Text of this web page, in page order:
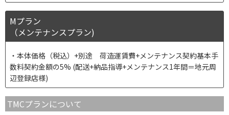
Mプラン
（メンテナンスプラン)
本体価格（税込）+別途 荷造運賃費+メンテナンス契約基本手
数料契約金額の5% (配送+納品指導+メンテナンス1年間＝地元周
辺登録店様)
TMCプランについて